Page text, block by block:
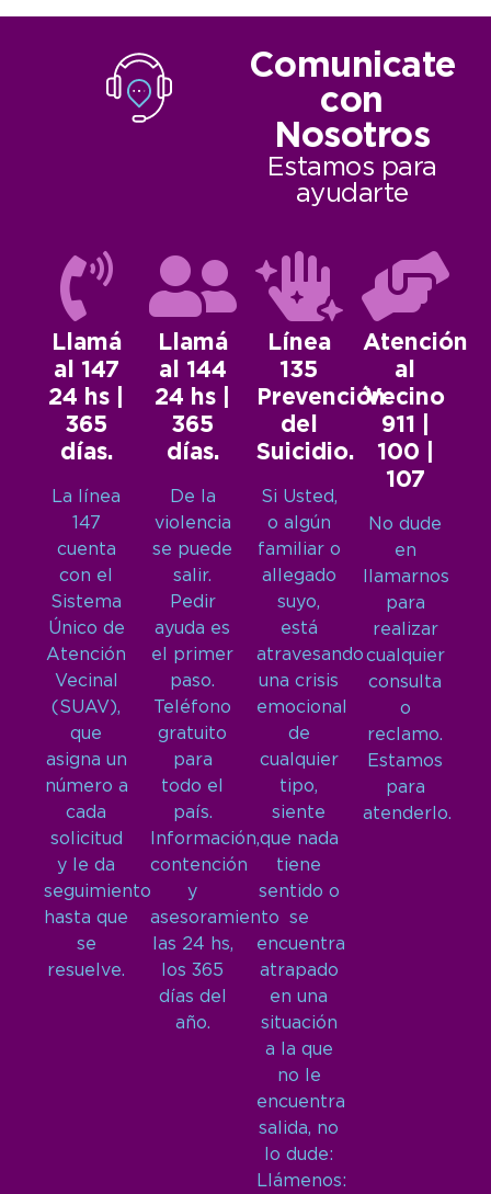
Comunicate
con
Nosotros
Estamos para
ayudarte
Llamá
al 147
24 hs |
365
días.
La línea
147
cuenta
con el
Sistema
Único de
Atención
Vecinal
(SUAV),
que
asigna un
número a
cada
solicitud
y le da
seguimiento
hasta que
se
resuelve.
Llamá
al 144
24 hs |
365
días.
De la
violencia
se puede
salir.
Pedir
ayuda es
el primer
paso.
Teléfono
gratuito
para
todo el
país.
Información,
contención
y
asesoramiento
las 24 hs,
los 365
días del
año.
Línea
135
Prevención
del
Suicidio.
Si Usted,
o algún
familiar o
allegado
suyo,
está
atravesando
una crisis
emocional
de
cualquier
tipo,
siente
que nada
tiene
sentido o
se
encuentra
atrapado
en una
situación
a la que
no le
encuentra
salida, no
lo dude:
Llámenos:
Atención
al
Vecino
911 |
100 |
107
No dude
en
llamarnos
para
realizar
cualquier
consulta
o
reclamo.
Estamos
para
atenderlo.